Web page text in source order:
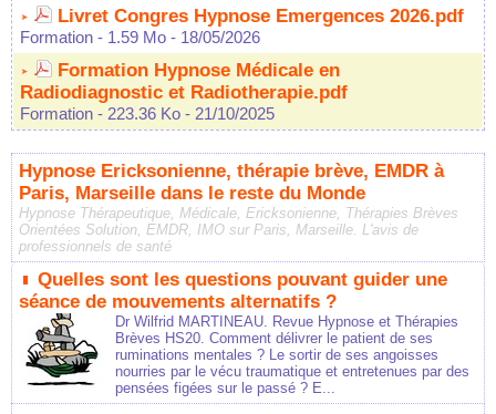
Livret Congres Hypnose Emergences 2026.pdf
Formation - 1.59 Mo - 18/05/2026
Formation Hypnose Médicale en
Radiodiagnostic et Radiotherapie.pdf
Formation - 223.36 Ko - 21/10/2025
Hypnose Ericksonienne, thérapie brève, EMDR à
Paris, Marseille dans le reste du Monde
Hypnose Thérapeutique, Médicale, Ericksonienne, Thérapies Brèves
Orientées Solution, EMDR, IMO sur Paris, Marseille. L'avis de
professionnels de santé
Quelles sont les questions pouvant guider une
séance de mouvements alternatifs ?
Dr Wilfrid MARTINEAU. Revue Hypnose et Thérapies
Brèves HS20. Comment délivrer le patient de ses
ruminations mentales ? Le sortir de ses angoisses
nourries par le vécu traumatique et entretenues par des
pensées figées sur le passé ? E...